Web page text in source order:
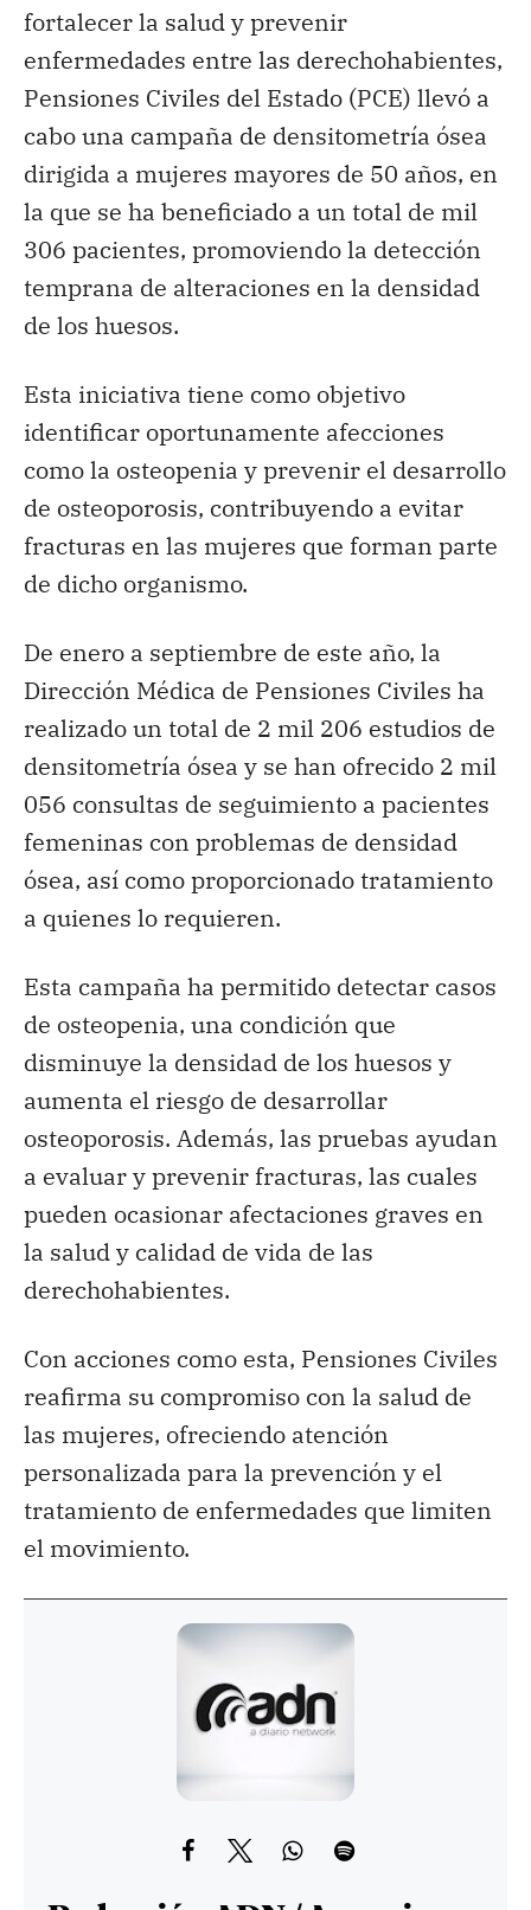
fortalecer la salud y prevenir
enfermedades entre las derechohabientes,
Pensiones Civiles del Estado (PCE) llevó a
cabo una campaña de densitometría ósea
dirigida a mujeres mayores de 50 años, en
la que se ha beneficiado a un total de mil
306 pacientes, promoviendo la detección
temprana de alteraciones en la densidad
de los huesos.
Esta iniciativa tiene como objetivo
identificar oportunamente afecciones
como la osteopenia y prevenir el desarrollo
de osteoporosis, contribuyendo a evitar
fracturas en las mujeres que forman parte
de dicho organismo.
De enero a septiembre de este año, la
Dirección Médica de Pensiones Civiles ha
realizado un total de 2 mil 206 estudios de
densitometría ósea y se han ofrecido 2 mil
056 consultas de seguimiento a pacientes
femeninas con problemas de densidad
ósea, así como proporcionado tratamiento
a quienes lo requieren.
Esta campaña ha permitido detectar casos
de osteopenia, una condición que
disminuye la densidad de los huesos y
aumenta el riesgo de desarrollar
osteoporosis. Además, las pruebas ayudan
a evaluar y prevenir fracturas, las cuales
pueden ocasionar afectaciones graves en
la salud y calidad de vida de las
derechohabientes.
Con acciones como esta, Pensiones Civiles
reafirma su compromiso con la salud de
las mujeres, ofreciendo atención
personalizada para la prevención y el
tratamiento de enfermedades que limiten
el movimiento.